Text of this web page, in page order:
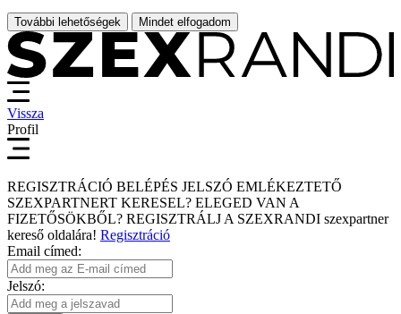
További lehetőségek Mindet elfogadom
Vissza
Profil
REGISZTRÁCIÓ BELÉPÉS JELSZÓ EMLÉKEZTETŐ
SZEXPARTNERT KERESEL? ELEGED VAN A
FIZETŐSÖKBŐL? REGISZTRÁLJ A SZEXRANDI szexpartner
kereső oldalára! Regisztráció
Email címed:
Jelszó: